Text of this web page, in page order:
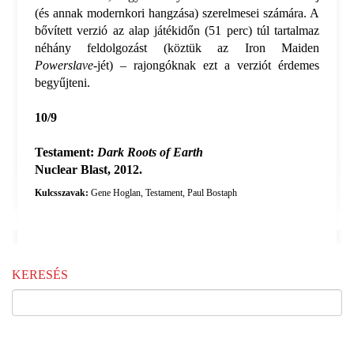
(és annak modernkori hangzása) szerelmesei számára. A
bővített verzió az alap játékidőn (51 perc) túl tartalmaz
néhány feldolgozást (köztük az Iron Maiden
Powerslave-jét) – rajongóknak ezt a verziót érdemes
begyűjteni.
10/9
Testament: Dark Roots of Earth
Nuclear Blast, 2012.
Kulcsszavak: Gene Hoglan, Testament, Paul Bostaph
KERESÉS